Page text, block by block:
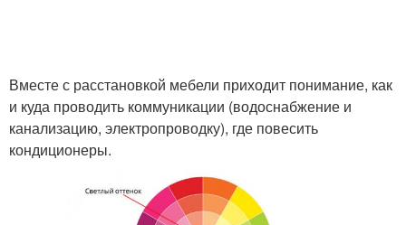
Вместе с расстановкой мебели приходит понимание, как
и куда проводить коммуникации (водоснабжение и
канализацию, электропроводку), где повесить
кондиционеры.